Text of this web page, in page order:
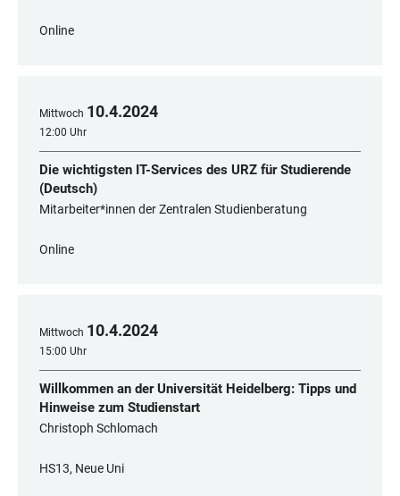
Online
Mittwoch 10.4.2024
12:00 Uhr
Die wichtigsten IT-Services des URZ für Studierende
(Deutsch)
Mitarbeiter*innen der Zentralen Studienberatung
Online
Mittwoch 10.4.2024
15:00 Uhr
Willkommen an der Universität Heidelberg: Tipps und
Hinweise zum Studienstart
Christoph Schlomach
HS13, Neue Uni